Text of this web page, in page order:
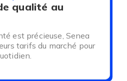
qualité au
est précieuse, Senea
tarifs du marché pour